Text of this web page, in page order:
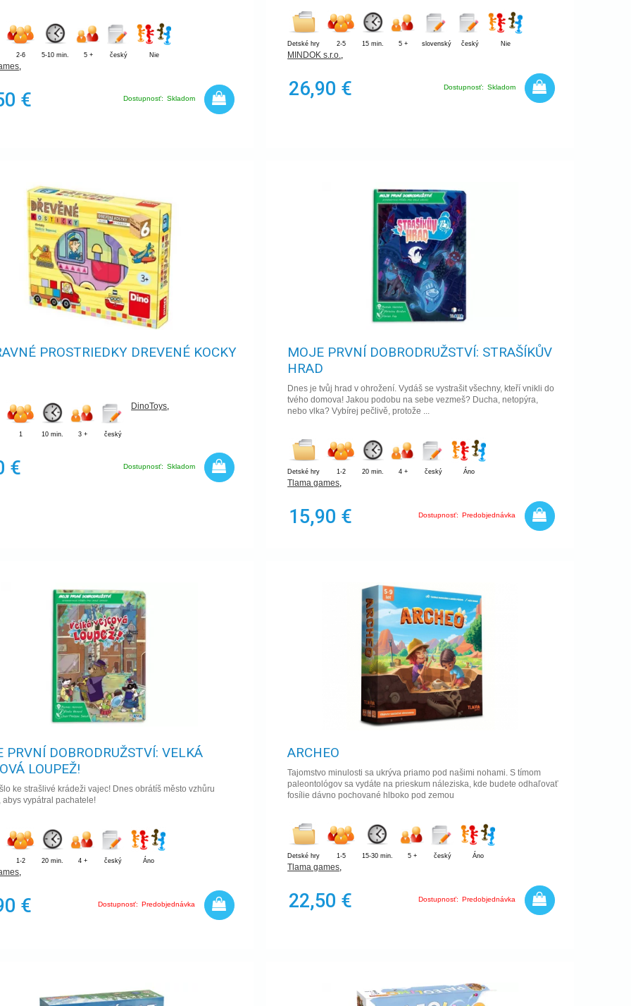
2-6 5-10 min. 5 + český Nie
€ Dostupnosť: Skladom
Detské hry 2-5 15 min. 5 + slovenský český Nie
MINDOK s.r.o.
26,90 € Dostupnosť: Skladom
PROSTRIEDKY DREVENÉ KOCKY
1 10 min. 3 + český
DinoToys
€ Dostupnosť: Skladom
MOJE PRVNÍ DOBRODRUŽSTVÍ: STRAŠÍKŮV
HRAD
Dnes je tvůj hrad v ohrožení. Vydáš se vystrašit všechny, kteří vnikli do
tvého domova! Jakou podobu na sebe vezmeš? Ducha, netopýra,
nebo vlka? Vybírej pečlivě, protože ...
Detské hry 1-2 20 min. 4 + český Áno
Tlama games
15,90 € Dostupnosť: Predobjednávka
PRVNÍ DOBRODRUŽSTVÍ: VELKÁ
LOUPEŽ!
ke strašlivé krádeži vajec! Dnes obrátíš město vzhůru
abys vypátral pachatele!
1-2 20 min. 4 + český Áno
,
€ Dostupnosť: Predobjednávka
ARCHEO
Tajomstvo minulosti sa ukrýva priamo pod našimi nohami. S tímom
paleontológov sa vydáte na prieskum náleziska, kde budete odhaľovať
fosílie dávno pochované hlboko pod zemou
Detské hry 1-5 15-30 min. 5 + český Áno
Tlama games,
22,50 € Dostupnosť: Predobjednávka